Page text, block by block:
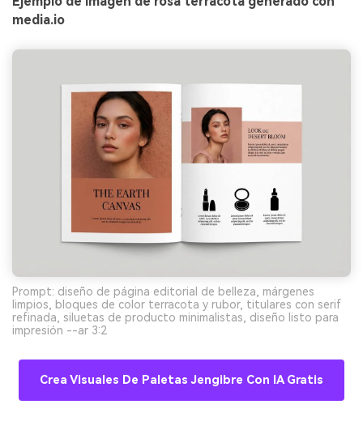
media.io
Prompt: diseño de página editorial de belleza, márgenes
limpios, bloques de color terracota y rubor, titulares con serif
refinada, siluetas de producto minimalistas, diseño listo para
impresión --ar 3:2
Crea Visuales De Paletas Jengibre Con IA Gratis